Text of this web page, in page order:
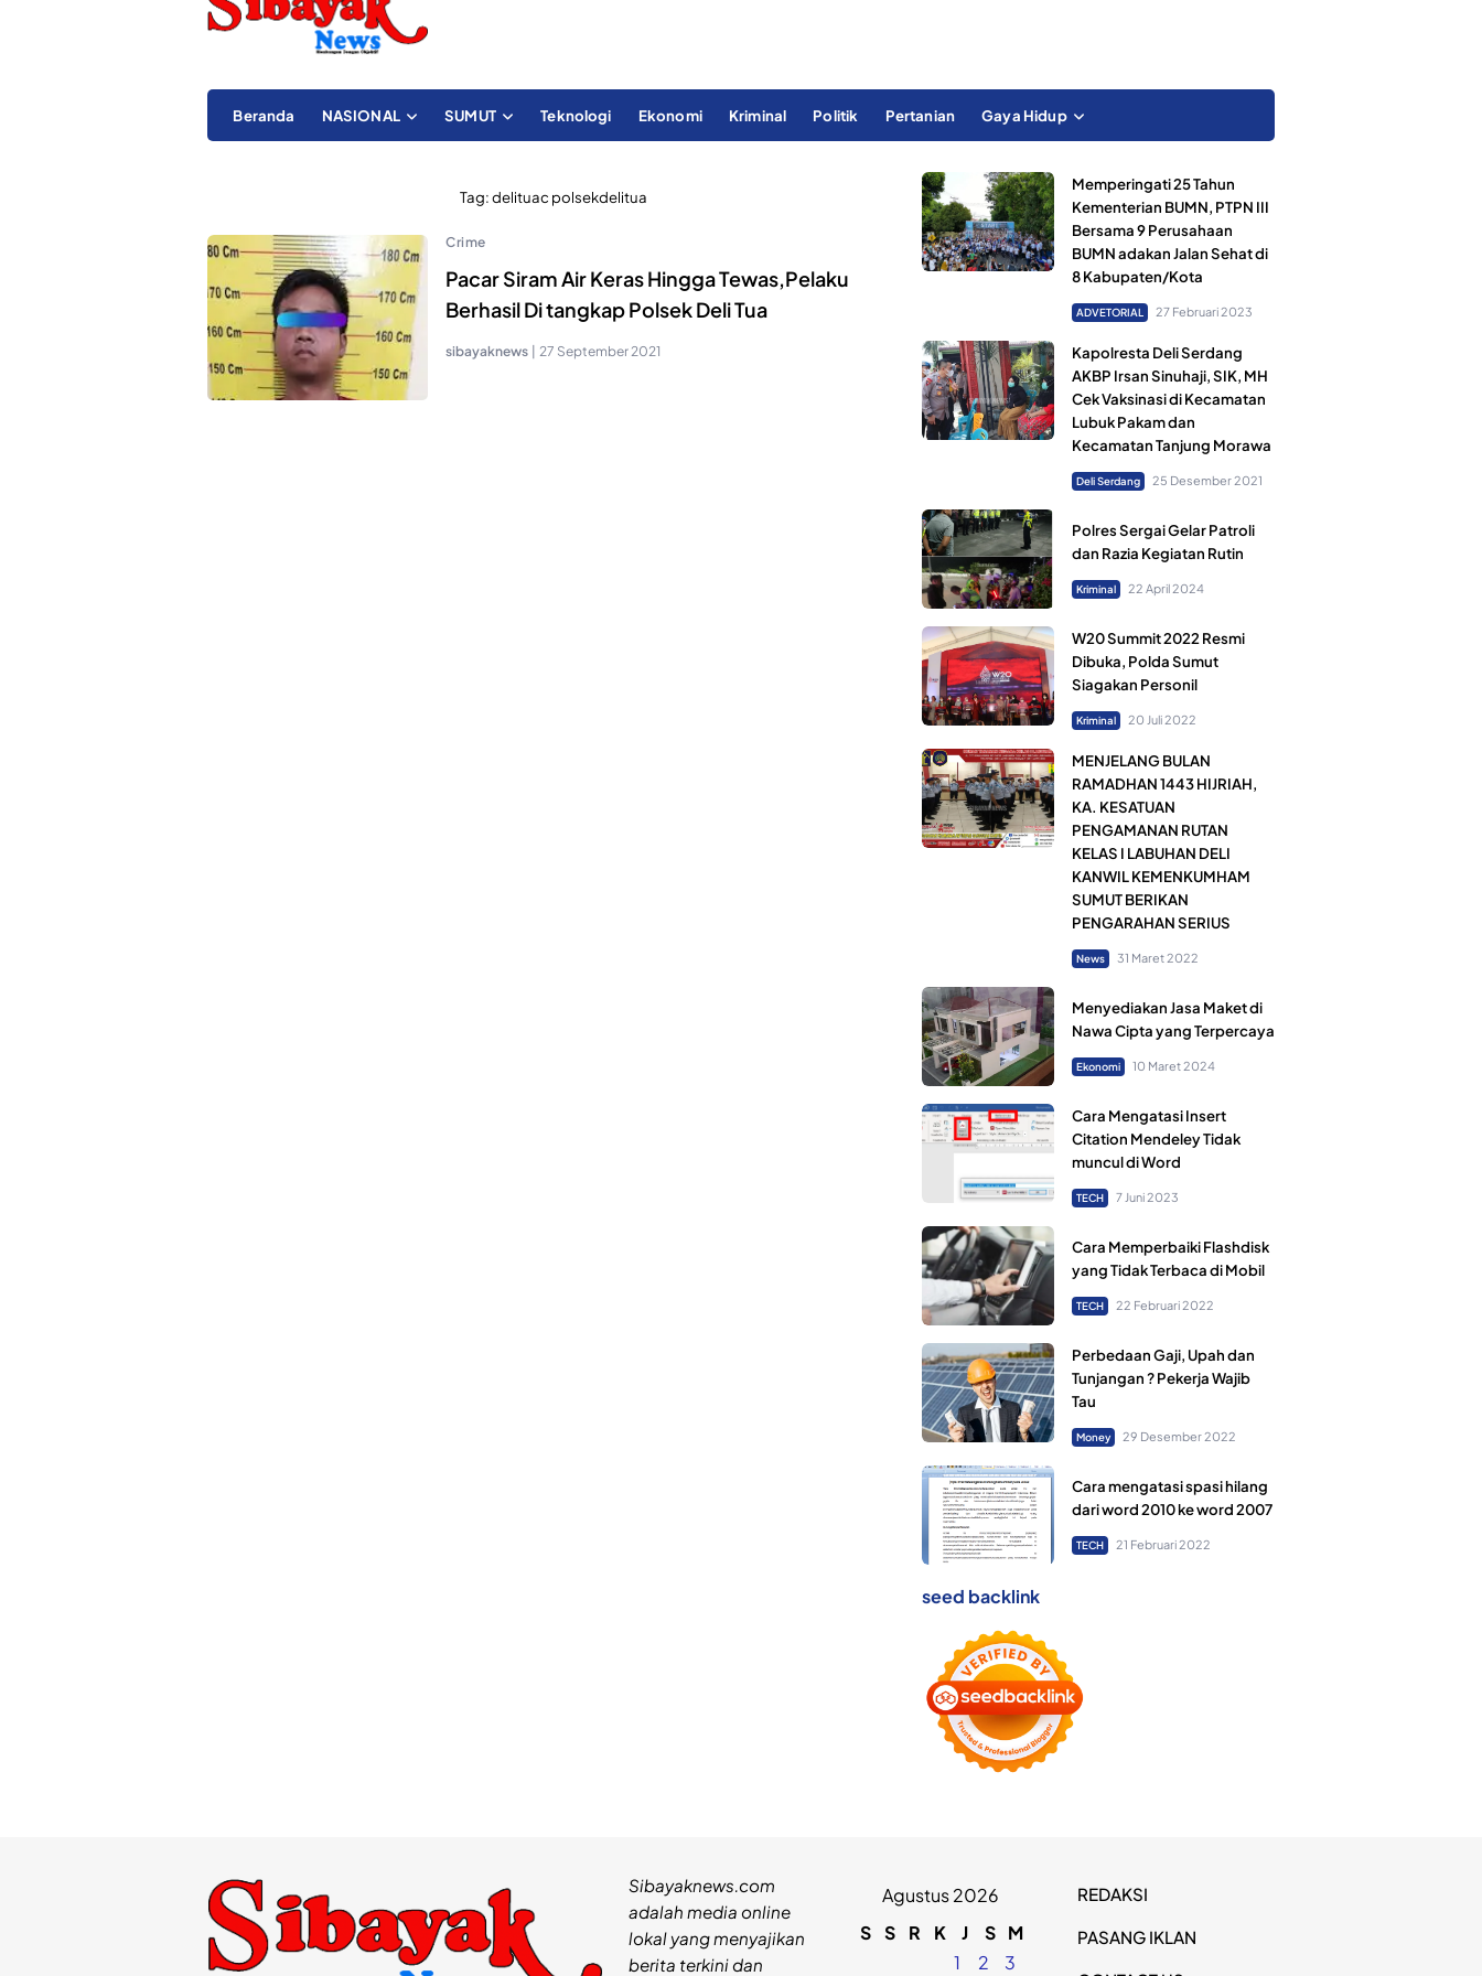
Beranda NASIONAL SUMUT Teknologi Ekonomi Kriminal Politik Pertanian Gaya Hidup
Tag:delituac polsekdelitua
Crime
Pacar Siram Air Keras Hingga Tewas,Pelaku
Berhasil Di tangkap Polsek Deli Tua
sibayaknews 27 September 2021
Memperingati 25 Tahun
Kementerian BUMN, PTPN III
Bersama 9 Perusahaan
BUMN adakan Jalan Sehat di
8 Kabupaten/Kota
ADVETORIAL 27 Februari 2023
Kapolresta Deli Serdang
AKBP Irsan Sinuhaji, SIK, MH
Cek Vaksinasi di Kecamatan
Lubuk Pakam dan
Kecamatan Tanjung Morawa
Deli Serdang 25 Desember 2021
Polres Sergai Gelar Patroli
dan Razia Kegiatan Rutin
Kriminal 22 April 2024
W20 Summit 2022 Resmi
Dibuka, Polda Sumut
Siagakan Personil
Kriminal 20 Juli 2022
MENJELANG BULAN
RAMADHAN 1443 HIJRIAH,
KA. KESATUAN
PENGAMANAN RUTAN
KELAS I LABUHAN DELI
KANWIL KEMENKUMHAM
SUMUT BERIKAN
PENGARAHAN SERIUS
News 31 Maret 2022
Menyediakan Jasa Maket di
Nawa Cipta yang Terpercaya
Ekonomi 10 Maret 2024
Cara Mengatasi Insert
Citation Mendeley Tidak
muncul di Word
TECH 7 Juni 2023
Cara Memperbaiki Flashdisk
yang Tidak Terbaca di Mobil
TECH 22 Februari 2022
Perbedaan Gaji, Upah dan
Tunjangan ? Pekerja Wajib
Tau
Money 29 Desember 2022
Cara mengatasi spasi hilang
dari word 2010 ke word 2007
TECH 21 Februari 2022
seed backlink
Sibayaknews.com
adalah media online
lokal yang menyajikan
berita terkini dan
Agustus 2026
S S R K J S M
1
2 3
REDAKSI
PASANG IKLAN